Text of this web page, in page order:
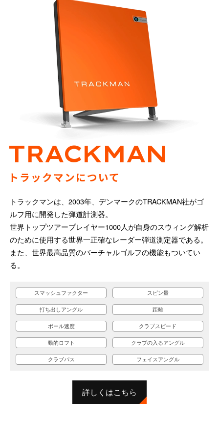
TRACKMAN
トラックマンについて
トラックマンは、2003年、デンマークのTRACKMAN社がゴ
ルフ用に開発した弾道計測器。
世界トップツアープレイヤー1000人が自身のスウィング解析
のために使用する世界一正確なレーダー弾道測定器である。
また、世界最高品質のバーチャルゴルフの機能もついてい
る。
スマッシュファクター スピン量
打ち出しアングル 距離
ボール速度 クラブスピード
動的ロフト クラブの入るアングル
クラブパス フェイスアングル
詳しくはこちら